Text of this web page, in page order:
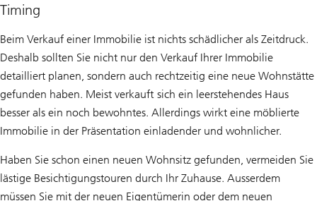
Timing
Beim Verkauf einer Immobilie ist nichts schädlicher als Zeitdruck.
Deshalb sollten Sie nicht nur den Verkauf Ihrer Immobilie
detailliert planen, sondern auch rechtzeitig eine neue Wohnstätte
gefunden haben. Meist verkauft sich ein leerstehendes Haus
besser als ein noch bewohntes. Allerdings wirkt eine möblierte
Immobilie in der Präsentation einladender und wohnlicher.
Haben Sie schon einen neuen Wohnsitz gefunden, vermeiden Sie
lästige Besichtigungstouren durch Ihr Zuhause. Ausserdem
müssen Sie mit der neuen Eigentümerin oder dem neuen